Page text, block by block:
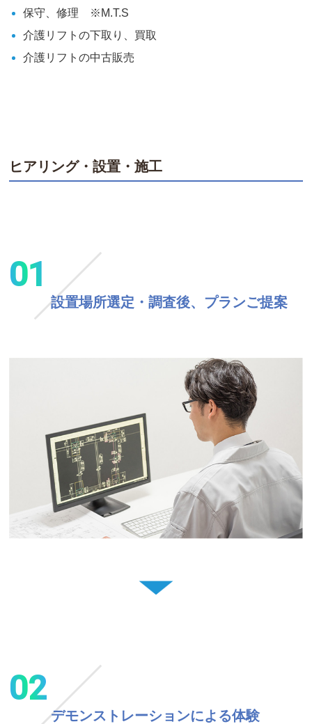
保守、修理 ※M.T.S
介護リフトの下取り、買取
介護リフトの中古販売
ヒアリング・設置・施工
01
設置場所選定・調査後、プランご提案
02
デモンストレーションによる体験